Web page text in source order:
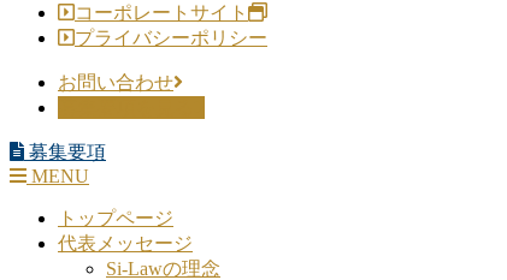
コーポレートサイト
プライバシーポリシー
お問い合わせ
募集要項
MENU
トップページ
代表メッセージ
Si-Lawの理念